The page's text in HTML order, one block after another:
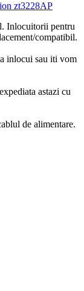
zt3228AP
Inlocuitorii pentru
compatibil.
inlocui sau iti vom
astazi cu
de alimentare.